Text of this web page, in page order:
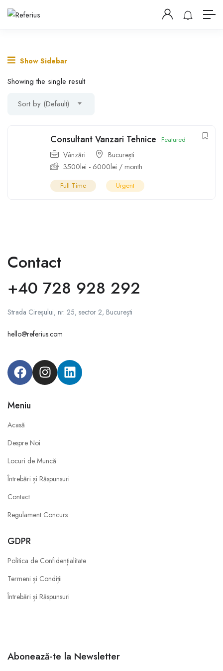
Show Sidebar
Showing the single result
Sort by (Default)
Consultant Vanzari Tehnice Featured
Vânzări
București
3500lei - 6000lei / month
Full Time Urgent
Contact
+40 728 928 292
Strada Cireșului, nr. 25, sector 2, București
hello@referius.com
Meniu
Acasă
Despre Noi
Locuri de Muncă
Întrebări și Răspunsuri
Contact
Regulament Concurs
GDPR
Politica de Confidențialitate
Termeni și Condiții
Întrebări și Răspunsuri
Abonează-te la Newsletter